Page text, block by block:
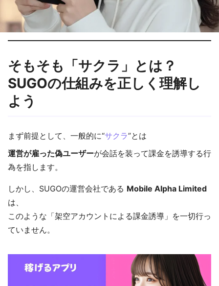
そもそも「サクラ」とは？
SUGOの仕組みを正しく理解し
よう
まず前提として、一般的に“サクラ”とは
運営が雇った偽ユーザーが会話を装って課金を誘導する行
為を指します。
しかし、SUGOの運営会社である Mobile Alpha Limited
は、
このような「架空アカウントによる課金誘導」を一切行っ
ていません。